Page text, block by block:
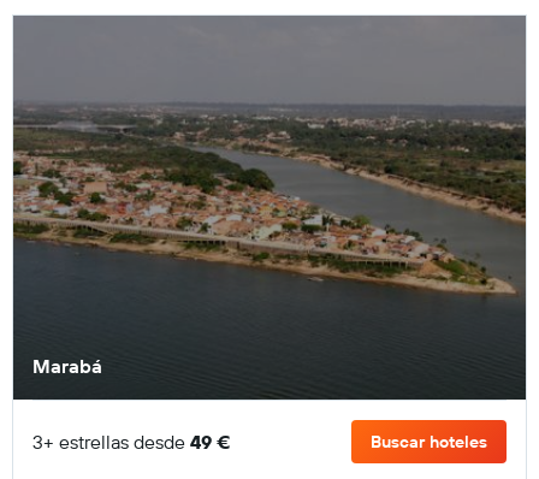
Marabá
3+ estrellas desde 49 € Buscar hoteles